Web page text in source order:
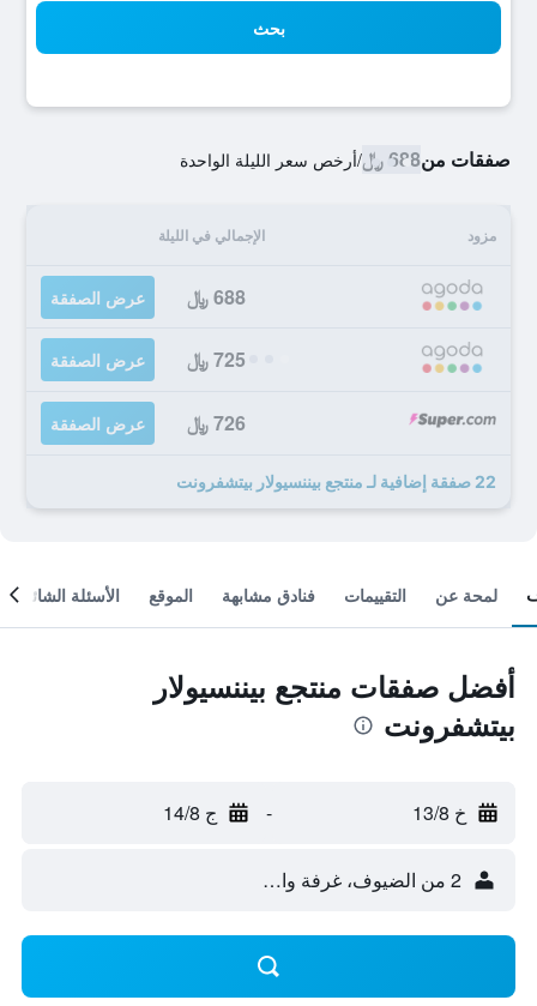
بحث
صفقات من688 ﷼ /أرخص سعر الليلة الواحدة
مزود الإجمالي في الليلة
688 ﷼ عرض الصفقة
725 ﷼ عرض الصفقة
726 ﷼ عرض الصفقة
22 صفقة إضافية لـ منتجع بيننسيولار بيتشفرونت
لمحة عن التقييمات فنادق مشابهة الموقع الأسئلة الشائعة
أفضل صفقات منتجع بيننسيولار
بيتشفرونت
خ 13/8 - ج 14/8
2 من الضيوف، غرفة واحدة